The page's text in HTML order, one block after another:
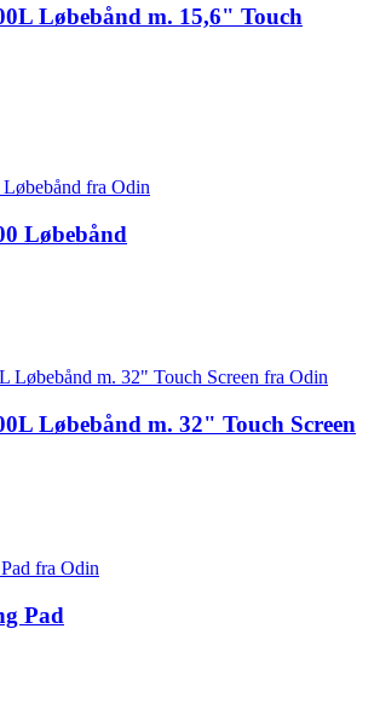
Løbebånd m. 15,6" Touch
Løbebånd
Løbebånd m. 32" Touch Screen
Pad